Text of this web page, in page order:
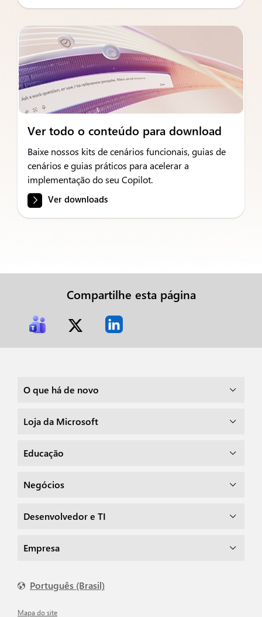
Ver todo o conteúdo para download
Baixe nossos kits de cenários funcionais, guias de
cenários e guias práticos para acelerar a
implementação do seu Copilot.
Ver downloads
Compartilhe esta página
O que há de novo
Loja da Microsoft
Educação
Negócios
Desenvolvedor e TI
Empresa
Português (Brasil)
Mapa do site